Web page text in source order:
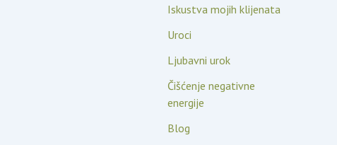
Iskustva mojih klijenata
Uroci
Ljubavni urok
Čišćenje negativne
energije
Blog